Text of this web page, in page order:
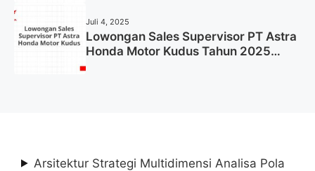
Juli 4, 2025
Lowongan Sales Supervisor PT Astra
Honda Motor Kudus Tahun 2025
Arsitektur Strategi Multidimensi Analisa Pola